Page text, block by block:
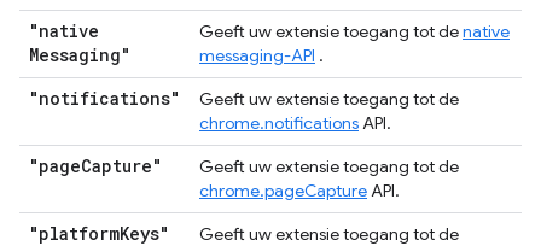
"native
Messaging"
Geeft uw extensie toegang tot denative
messaging-API .
"notifications"
Geeft uw extensie toegang tot de
chrome.notificationsAPI.
"pageCapture"
Geeft uw extensie toegang tot de
chrome.pageCaptureAPI.
"platformKeys"
Geeft uw extensie toegang tot de